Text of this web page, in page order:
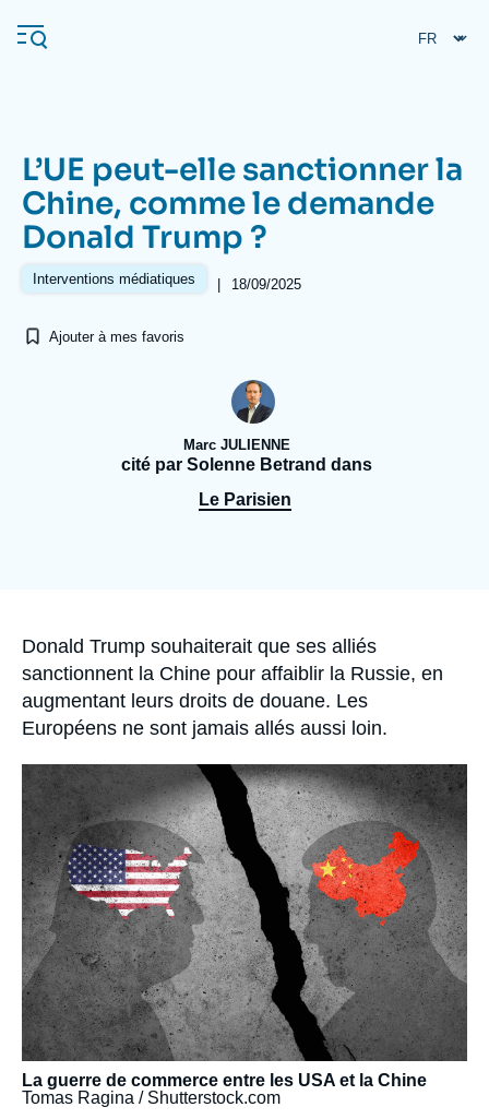
au
contenu
Navigation
principale
L'Ifri
Se connecter
À propos de l'Ifri
Proche-Orient
L’UE peut-elle sanctionner la
Chine, comme le demande
Donald Trump ?
Interventions médiatiques | 18/09/2025
Ajouter à mes favoris
Marc JULIENNE
cité par Solenne Betrand dans
Le Parisien
Accroche
Donald Trump souhaiterait que ses alliés
sanctionnent la Chine pour affaiblir la Russie, en
augmentant leurs droits de douane. Les
Européens ne sont jamais allés aussi loin.
Image
principale
médiatique
La guerre de commerce entre les USA et la Chine
Tomas Ragina / Shutterstock.com